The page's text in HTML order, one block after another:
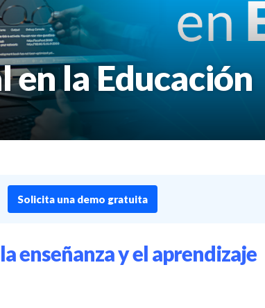
la Educación
Solicita una demo gratuita
enseñanza y el aprendizaje